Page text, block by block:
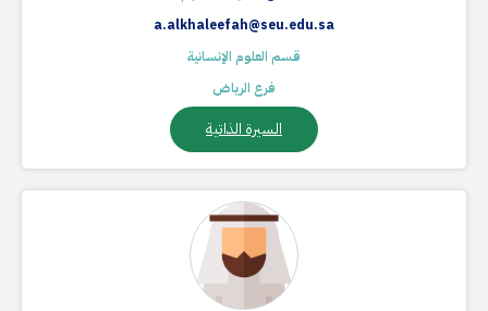
a.alkhaleefah@seu.edu.sa
قسم العلوم الإنسانية
فرع الرياض
السيرة الذاتية